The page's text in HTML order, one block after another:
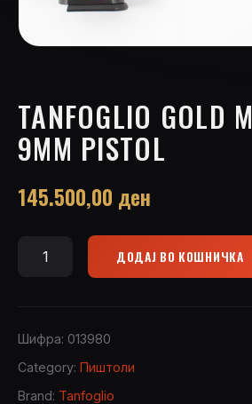
TANFOGLIO GOLD
9MM PISTOL
145.500,00 ден
Tanfoglio
9mm
Pistol
quantity
ДОДАЈ ВО КОШНИЧКА
Шифра: 013980
Category: Пиштоли
Brand: Tanfoglio